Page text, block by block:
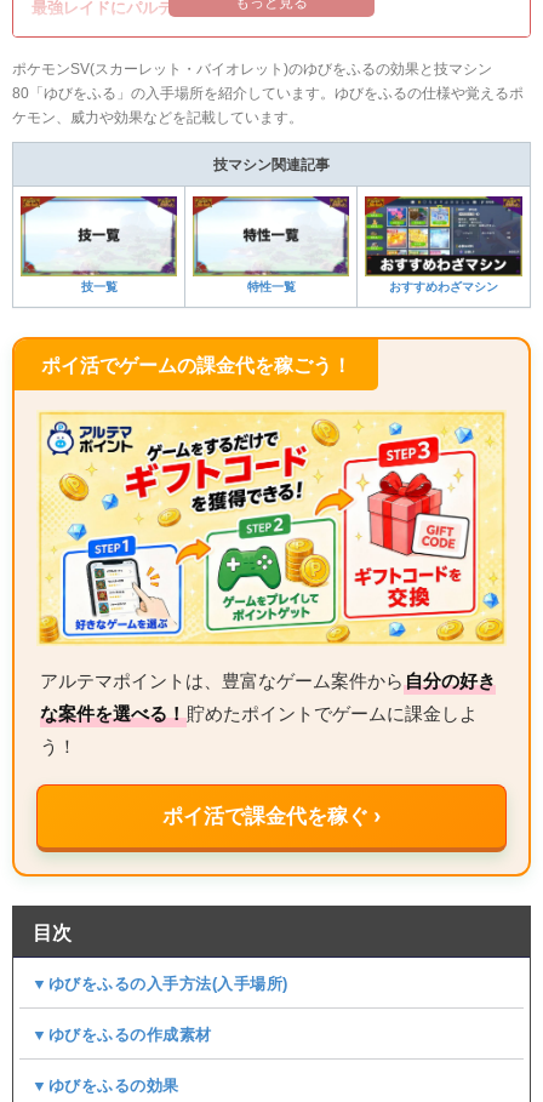
最強レイドにパルデアの強力なポケモンが登場！
ポケモンSV(スカーレット・バイオレット)のゆびをふるの効果と技マシン
80「ゆびをふる」の入手場所を紹介しています。ゆびをふるの仕様や覚えるポ
ケモン、威力や効果などを記載しています。
技マシン関連記事
技一覧 特性一覧 おすすめわざマシン
ポイ活でゲームの課金代を稼ごう！
アルテマポイントは、豊富なゲーム案件から自分の好き
な案件を選べる！貯めたポイントでゲームに課金しよ
う！
ポイ活で課金代を稼ぐ ›
目次
▼ゆびをふるの入手方法(入手場所)
▼ゆびをふるの作成素材
▼ゆびをふるの効果